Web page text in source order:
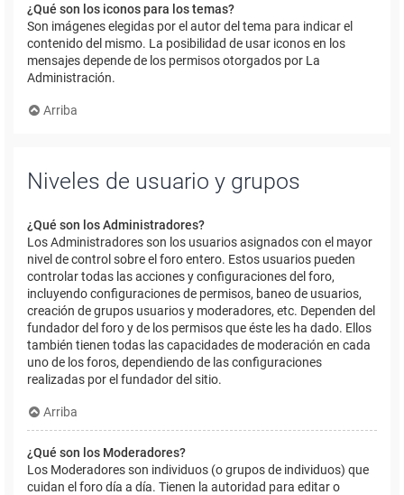
¿Qué son los iconos para los temas?
Son imágenes elegidas por el autor del tema para indicar el
contenido del mismo. La posibilidad de usar iconos en los
mensajes depende de los permisos otorgados por La
Administración.
Arriba
Niveles de usuario y grupos
¿Qué son los Administradores?
Los Administradores son los usuarios asignados con el mayor
nivel de control sobre el foro entero. Estos usuarios pueden
controlar todas las acciones y configuraciones del foro,
incluyendo configuraciones de permisos, baneo de usuarios,
creación de grupos usuarios y moderadores, etc. Dependen del
fundador del foro y de los permisos que éste les ha dado. Ellos
también tienen todas las capacidades de moderación en cada
uno de los foros, dependiendo de las configuraciones
realizadas por el fundador del sitio.
Arriba
¿Qué son los Moderadores?
Los Moderadores son individuos (o grupos de individuos) que
cuidan el foro día a día. Tienen la autoridad para editar o